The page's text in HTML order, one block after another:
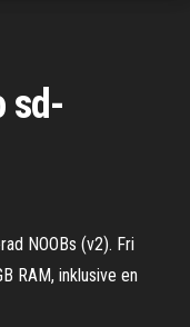
sd-
NOOBs (v2). Fri
RAM, inklusive en